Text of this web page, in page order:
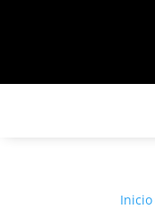
Inicio